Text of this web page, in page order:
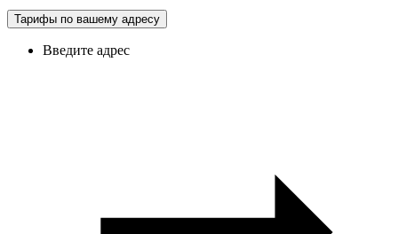
Тарифы по вашему адресу
Введите адрес